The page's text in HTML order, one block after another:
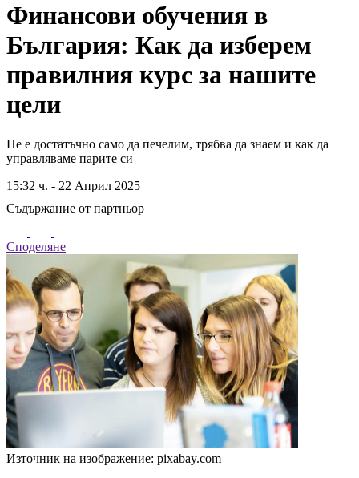
Финансови обучения в
България: Как да изберем
правилния курс за нашите
цели
Не е достатъчно само да печелим, трябва да знаем и как да
управляваме парите си
15:32 ч. - 22 Април 2025
Съдържание от партньор
Споделяне
Източник на изображение: pixabay.com